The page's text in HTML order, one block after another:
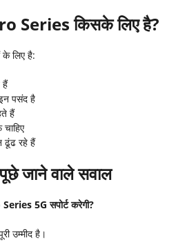
Seriesकिसके लिए है?
के लिए है:
हैं
पसंद है
हैं
ढूंढ रहे हैं
जाने वाले सवाल
Series 5Gसपोर्ट करेगी?
उम्मीद है।